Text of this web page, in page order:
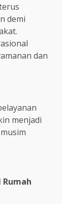
demi
dan
menjadi
Rumah